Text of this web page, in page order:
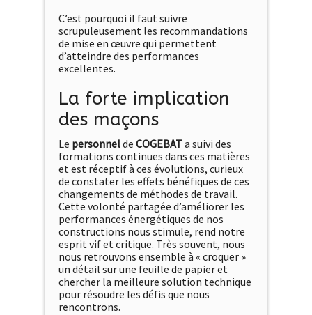
C’est pourquoi il faut suivre
scrupuleusement les recommandations
de mise en œuvre qui permettent
d’atteindre des performances
excellentes.
La forte implication
des maçons
Le personnelde COGEBATa suivi des
formations continues dans ces matières
et est réceptif à ces évolutions, curieux
de constater les effets bénéfiques de ces
changements de méthodes de travail.
Cette volonté partagée d’améliorer les
performances énergétiques de nos
constructions nous stimule, rend notre
esprit vif et critique. Très souvent, nous
nous retrouvons ensemble à « croquer »
un détail sur une feuille de papier et
chercher la meilleure solution technique
pour résoudre les défis que nous
rencontrons.